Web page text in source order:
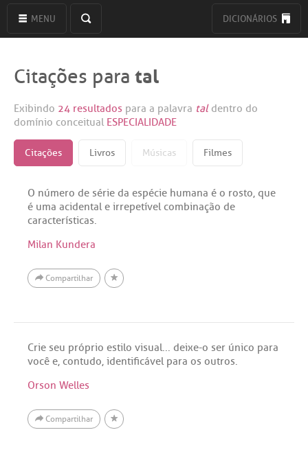
MENU DICIONÁRIOS
Citações para tal
Exibindo 24 resultados para a palavra taldentro do
domínio conceitual ESPECIALIDADE
Citações Livros Músicas Filmes
O número de série da espécie humana é o rosto, que
é uma acidental e irrepetível combinação de
características.
Milan Kundera
Compartilhar
Crie seu próprio estilo visual... deixe-o ser único para
você e, contudo, identificável para os outros.
Orson Welles
Compartilhar